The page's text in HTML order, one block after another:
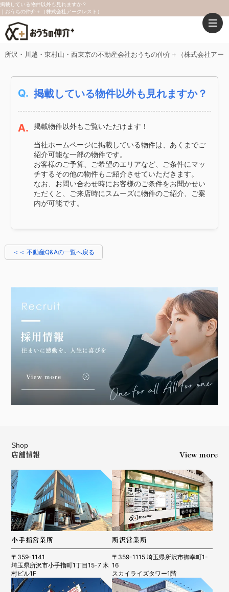
掲載している物件以外も見れますか？
｜おうちの仲介＋（株式会社アークレスト）
所沢・川越・東村山・西東京の不動産会社おうちの仲介＋（株式会社アー
Q. 掲載している物件以外も見れますか？
A. 掲載物件以外もご覧いただけます！
当社ホームページに掲載している物件は、あくまでご
紹介可能な一部の物件です。
お客様のご予算、ご希望のエリアなど、ご条件にマッ
チするその他の物件もご紹介させていただきます。
なお、お問い合わせ時にお客様のご条件をお聞かせい
ただくと、ご来店時にスムーズに物件のご紹介、ご案
内が可能です。
＜＜ 不動産Q&Aの一覧へ戻る
Shop
店舗情報 View more
小手指営業所
〒359-1141
埼玉県所沢市小手指町1丁目15-7 木
村ビル1F
所沢営業所
〒359-1115 埼玉県所沢市御幸町1-
16
スカイライズタワー1階